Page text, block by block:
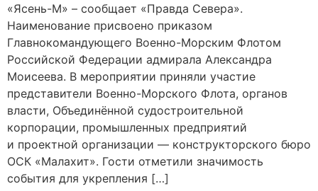
«Ясень-М» – сообщает «Правда Севера».
Наименование присвоено приказом
Главнокомандующего Военно-Морским Флотом
Российской Федерации адмирала Александра
Моисеева. В мероприятии приняли участие
представители Военно-Морского Флота, органов
власти, Объединённой судостроительной
корпорации, промышленных предприятий
и проектной организации — конструкторского бюро
ОСК «Малахит». Гости отметили значимость
события для укрепления […]